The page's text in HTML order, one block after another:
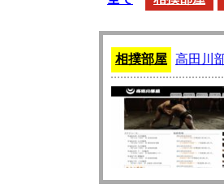
相撲部屋 高田川